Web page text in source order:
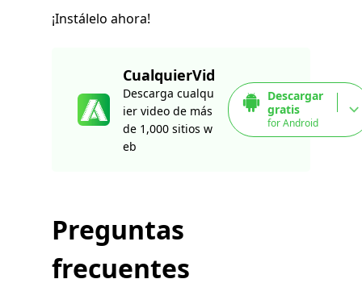
¡Instálelo ahora!
CualquierVid
Descarga cualqu
ier video de más
de 1,000 sitios w
eb
Descargar
gratis
for Android
Preguntas
frecuentes